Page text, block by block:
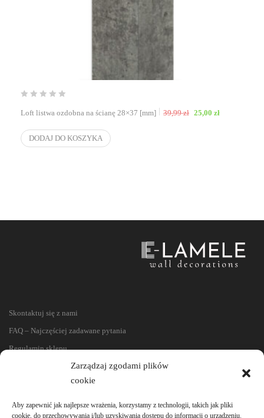
Zarządzaj zgodami plików
cookie
Aby zapewnić jak najlepsze wrażenia, korzystamy z technologii, takich jak pliki
cookie, do przechowywania i/lub uzyskiwania dostępu do informacji o urządzeniu.
Loft listwa ozdobna na ścianę 28×37 [mm] 39,99zł Pierwotna cena
25,00 zł
DODAJ DO KOSZYKA
Skontaktuj się z nami
FAQ – Najczęściej zadawane pytania
Regulamin sklepu
Reklamacje i zwroty
Polityka prywatności